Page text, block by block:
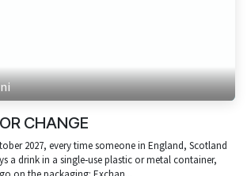
CHANGE
2027, every time someone in England, Scotland
a drink in a single‑use plastic or metal container,